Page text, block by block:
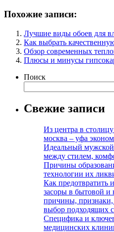
Похожие записи:
Лучшие виды обоев для
Как выбрать
Обзор современных
Плюсы и минусы
Поиск
Свежие записи
Из центра в
москва – уфа
Идеальный
между стилем,
Причины
технологии их
Как предотвратить
засоры в бытовой и
причины,
выбор подходящих
Специфика и
медицинских